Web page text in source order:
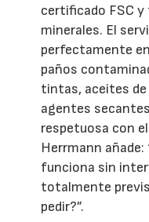
certificado FSC
minerales. El
perfectamente
paños
tintas, aceites
agentes
respetuosa con
Herrmann
funciona sin
totalmente
pedir?”.